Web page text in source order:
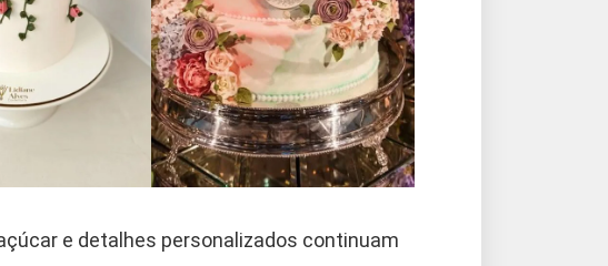
e detalhes personalizados continuam